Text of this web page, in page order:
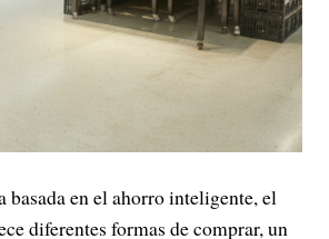
basada en el ahorro inteligente, el
diferentes formas de comprar, un